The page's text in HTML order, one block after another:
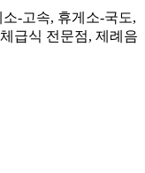
-고속, 휴게소-국도,
급식 전문점, 제례음